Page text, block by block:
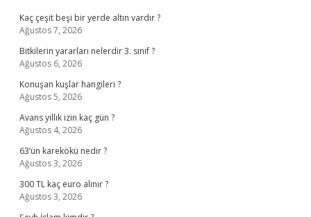
Kaç çeşit beşi bir yerde altın vardır ?
Ağustos 7, 2026
Bitkilerin yararları nelerdir 3. sınıf ?
Ağustos 6, 2026
Konuşan kuşlar hangileri ?
Ağustos 5, 2026
Avans yıllık izin kaç gün ?
Ağustos 4, 2026
63’ün karekökü nedir ?
Ağustos 3, 2026
300 TL kaç euro alınır ?
Ağustos 3, 2026